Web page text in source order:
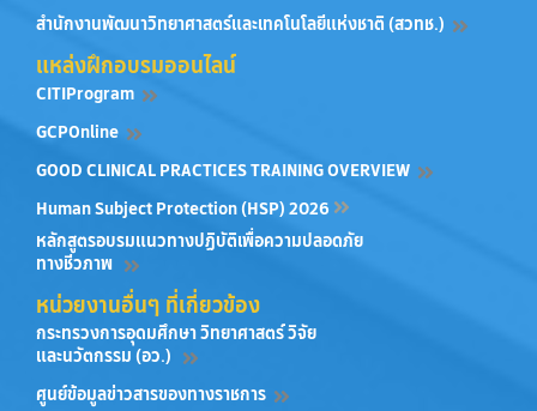
สำนักงานพัฒนาวิทยาศาสตร์และเทคโนโลยีแห่งชาติ (สวทช.)
แหล่งฝึกอบรมออนไลน์
CITIProgram
GCPOnline
GOOD CLINICAL PRACTICES TRAINING OVERVIEW
Human Subject Protection (HSP) 2026
หลักสูตรอบรมแนวทางปฏิบัติเพื่อความปลอดภัย
ทางชีวภาพ
หน่วยงานอื่นๆ ที่เกี่ยวข้อง
กระทรวงการอุดมศึกษา วิทยาศาสตร์ วิจัย
และนวัตกรรม (อว.)
ศูนย์ข้อมูลข่าวสารของทางราชการ